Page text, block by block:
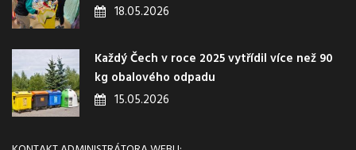
18.05.2026
Každý Čech v roce 2025 vytřídil více než 90
kg obalového odpadu
15.05.2026